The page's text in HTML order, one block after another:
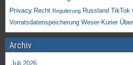
Privacy Recht Regulierung Russland TikTok
Vorratsdatenspeicherung Weser-Kurier
Archiv
Juli 2026